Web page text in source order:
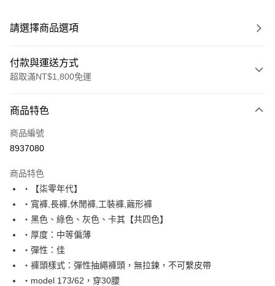
請選擇商品選項
付款與運送方式
超取滿NT$1,800免運
信用卡一次付款
超商取貨付款
Apple Pay
街口支付
悠遊付
Google Pay
AFTEE先享後付
商品特色
商品編號
8937080
商品特色
‧【柒零年代】
‧寬褲,長褲,休閒褲,工裝褲,繭形褲
‧黑色、綠色、灰色、卡其【共四色】
‧厚度：中等偏薄
‧彈性：佳
‧褲頭樣式：彈性抽繩褲頭，無拉鍊，不可繫皮帶
‧model 173/62，穿30腰